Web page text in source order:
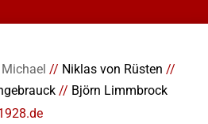
// Niklas von Rüsten //
// Björn Limmbrock